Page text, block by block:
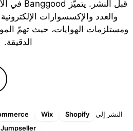
والعدد والإكسسوارات
ومستلزمات الهوايات، حيث تهمّ
الدقيقة.
النشر إلى Shopify
Wix
Jumpseller